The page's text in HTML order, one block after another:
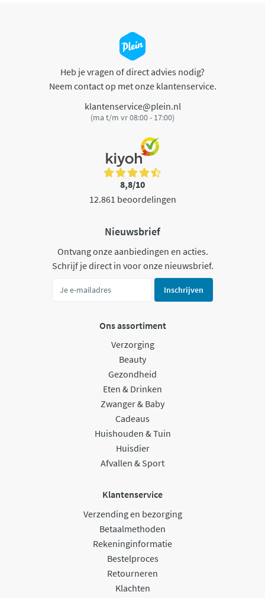
Heb je vragen of direct advies nodig?
Neem contact op met onze klantenservice.
klantenservice@plein.nl
(ma t/m vr 08:00 - 17:00)
8,8/10
12.861 beoordelingen
Nieuwsbrief
Ontvang onze aanbiedingen en acties.
Schrijf je direct in voor onze nieuwsbrief.
Inschrijven
Ons assortiment
Verzorging
Beauty
Gezondheid
Eten & Drinken
Zwanger & Baby
Cadeaus
Huishouden & Tuin
Huisdier
Afvallen & Sport
Klantenservice
Verzending en bezorging
Betaalmethoden
Rekeninginformatie
Bestelproces
Retourneren
Klachten